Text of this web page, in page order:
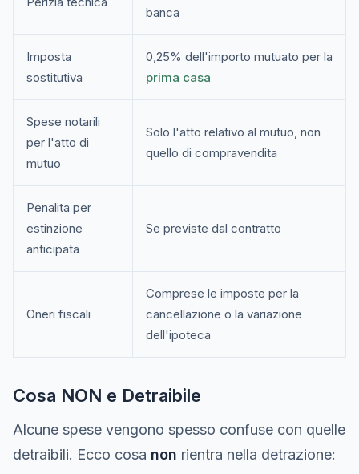
banca
Imposta
sostitutiva
0,25% dell'importo mutuato per la
prima casa
Spese notarili
per l'atto di
mutuo
Solo l'atto relativo al mutuo, non
quello di compravendita
Penalita per
estinzione
anticipata
Se previste dal contratto
Oneri fiscali
Comprese le imposte per la
cancellazione o la variazione
dell'ipoteca
Cosa NON e Detraibile
Alcune spese vengono spesso confuse con quelle
detraibili. Ecco cosa non rientra nella detrazione: